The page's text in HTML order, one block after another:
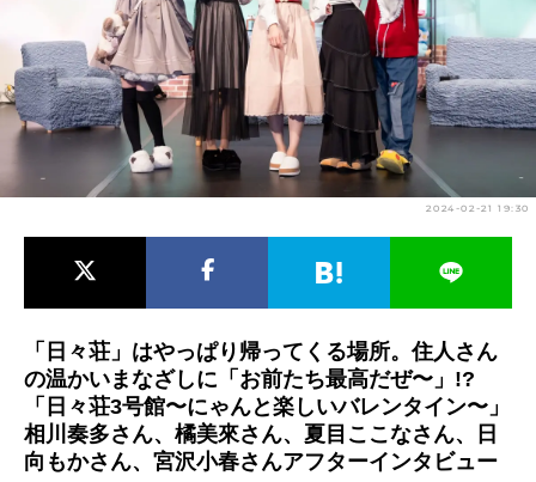
アニメ記事一覧 声優記事一覧
アニメ映画一覧 実写化映画一覧
今期アニメ曜日別一覧
夏アニメ
男性声優/女性声優一覧
2024-02-21 19:30
「日々荘」はやっぱり帰ってくる場所。住人さん
の温かいまなざしに「お前たち最高だぜ〜」!?
「日々荘3号館〜にゃんと楽しいバレンタイン〜」
相川奏多さん、橘美來さん、夏目ここなさん、日
向もかさん、宮沢小春さんアフターインタビュー